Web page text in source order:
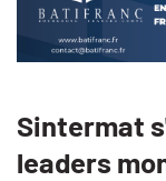
Sintermat
leaders